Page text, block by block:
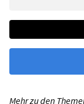
Mehr zu den